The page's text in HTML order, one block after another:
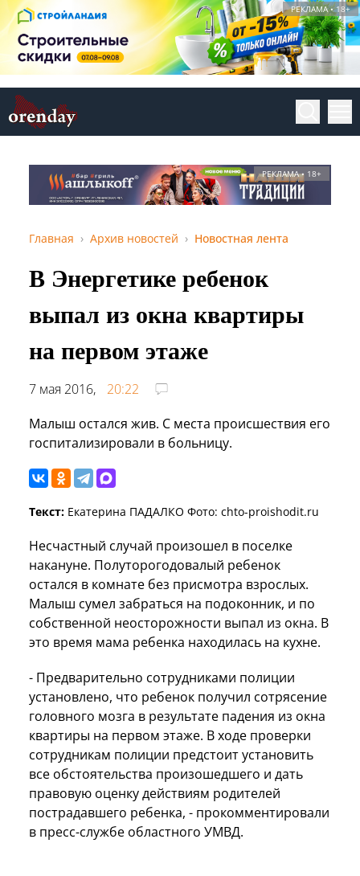
РЕКЛАМА • 18+
РЕКЛАМА • 18+
Главная Архив новостей Новостная лента
В Энергетике ребенок
выпал из окна квартиры
на первом этаже
7 мая 2016,
20:22
Малыш остался жив. С места происшествия его
госпитализировали в больницу.
Текст: Екатерина ПАДАЛКО Фото: chto-proishodit.ru
Несчастный случай произошел в поселке
накануне. Полуторогодовалый ребенок
остался в комнате без присмотра взрослых.
Малыш сумел забраться на подоконник, и по
собственной неосторожности выпал из окна. В
это время мама ребенка находилась на кухне.
- Предварительно сотрудниками полиции
установлено, что ребенок получил сотрясение
головного мозга в результате падения из окна
квартиры на первом этаже. В ходе проверки
сотрудникам полиции предстоит установить
все обстоятельства произошедшего и дать
правовую оценку действиям родителей
пострадавшего ребенка, - прокомментировали
в пресс-службе областного УМВД.